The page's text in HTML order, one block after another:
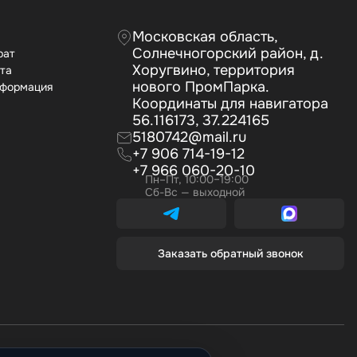
Московская область,
Солнечногорский район, д.
Хоругвино, территория
нового ПромПарка.
Координаты для навигатора
56.116173, 37.224165
5180742@mail.ru
+7 906 714-19-12
+7 966 060-20-10
Пн–Пт, 10:00–19:00
Сб-Вс — выходной
Заказать обратный звонок